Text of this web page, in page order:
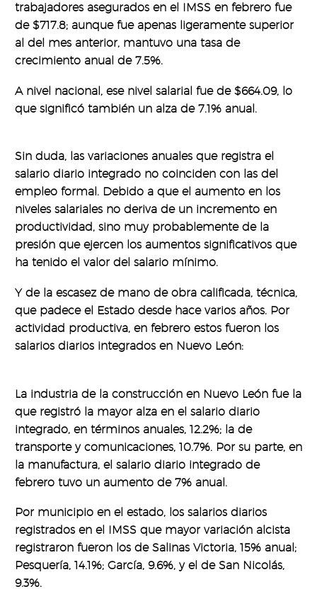
trabajadores asegurados en el IMSS en febrero fue
de $717.8; aunque fue apenas ligeramente superior
al del mes anterior, mantuvo una tasa de
crecimiento anual de 7.5%.
A nivel nacional, ese nivel salarial fue de $664.09, lo
que significó también un alza de 7.1% anual.
Sin duda, las variaciones anuales que registra el
salario diario integrado no coinciden con las del
empleo formal. Debido a que el aumento en los
niveles salariales no deriva de un incremento en
productividad, sino muy probablemente de la
presión que ejercen los aumentos significativos que
ha tenido el valor del salario mínimo.
Y de la escasez de mano de obra calificada, técnica,
que padece el Estado desde hace varios años. Por
actividad productiva, en febrero estos fueron los
salarios diarios integrados en Nuevo León:
La industria de la construcción en Nuevo León fue la
que registró la mayor alza en el salario diario
integrado, en términos anuales, 12.2%; la de
transporte y comunicaciones, 10.7%. Por su parte, en
la manufactura, el salario diario integrado de
febrero tuvo un aumento de 7% anual.
Por municipio en el estado, los salarios diarios
registrados en el IMSS que mayor variación alcista
registraron fueron los de Salinas Victoria, 15% anual;
Pesquería, 14.1%; García, 9.6%, y el de San Nicolás,
9.3%.